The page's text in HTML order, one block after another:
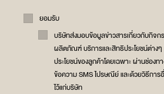
ยอมรับ
บริษัทส่งมอบข้อมูลข่าวสารเกี่ยวกับกิจก
ผลิตภัณฑ์ บริการและสิทธิประโยชน์ต่าง
ประโยชน์ของลูกค้าโดยเฉพาะ ผ่านช่องท
ข้อความ SMS ไปรษณีย์ และด้วยวิธีการ
ไว้แก่บริษัท